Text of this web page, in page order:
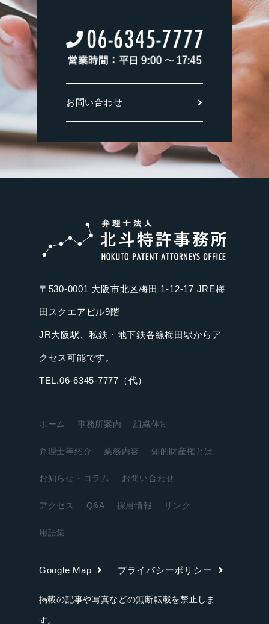
お問い合わせ
〒530-0001 大阪市北区梅田 1-12-17 JRE梅
田スクエアビル9階
JR大阪駅、私鉄・地下鉄各線梅田駅からア
クセス可能です。
TEL.06-6345-7777（代）
ホーム 事務所案内 組織体制
弁理士等紹介 業務内容 知的財産権とは
お知らせ・コラム お問い合わせ
アクセス Q&A 採用情報 リンク
用語集
Google Map プライバシーポリシー
掲載の記事や写真などの無断転載を禁止しま
す。